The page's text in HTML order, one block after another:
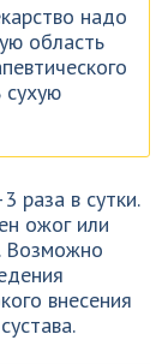
надо
область
сухую
раза в сутки.
ожог или
Возможно
внесения